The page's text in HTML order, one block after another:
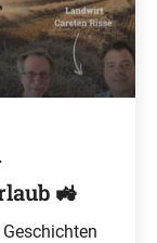
🚜